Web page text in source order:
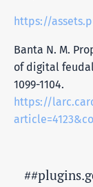
Banta N. M.
of digital
1099-1104.
https://